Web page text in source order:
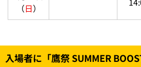
（日）
入場者に「鷹祭 SUMMER